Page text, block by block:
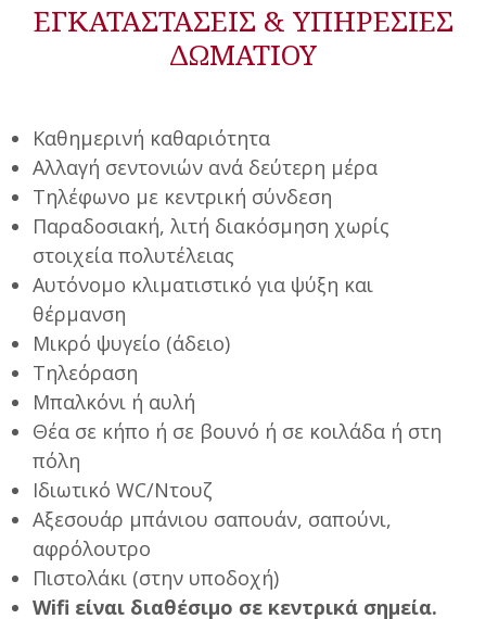
ΕΓΚΑΤΑΣΤΑΣΕΙΣ & ΥΠΗΡΕΣΙΕΣ
ΔΩΜΑΤΙΟΥ
Καθημερινή καθαριότητα
Αλλαγή σεντονιών ανά δεύτερη μέρα
Τηλέφωνο με κεντρική σύνδεση
Παραδοσιακή, λιτή διακόσμηση χωρίς
στοιχεία πολυτέλειας
Αυτόνομο κλιματιστικό για ψύξη και
θέρμανση
Μικρό ψυγείο (άδειο)
Τηλεόραση
Μπαλκόνι ή αυλή
Θέα σε κήπο ή σε βουνό ή σε κοιλάδα ή στη
πόλη
Ιδιωτικό WC/Ντουζ
Αξεσουάρ μπάνιου σαπουάν, σαπούνι,
αφρόλουτρο
Πιστολάκι (στην υποδοχή)
Wifi είναι διαθέσιμο σε κεντρικά σημεία.